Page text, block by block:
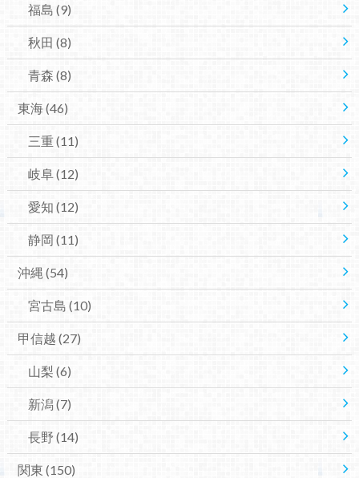
福島 (9)
秋田 (8)
青森 (8)
東海(46)
三重 (11)
岐阜 (12)
愛知 (12)
静岡 (11)
沖縄 (54)
宮古島 (10)
甲信越 (27)
山梨 (6)
新潟 (7)
長野 (14)
関東 (150)